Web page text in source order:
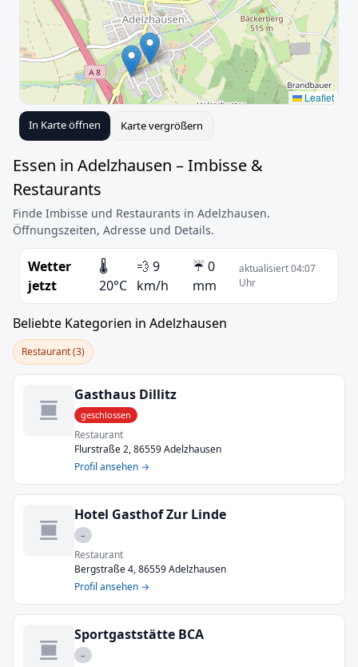
Leaflet
In Karte öffnen Karte vergrößern
Essen in Adelzhausen – Imbisse &
Restaurants
Finde Imbisse und Restaurants in Adelzhausen.
Öffnungszeiten, Adresse und Details.
Wetter
jetzt
🌡️
20°C
💨 9
km/h
☔ 0
mm
aktualisiert 04:07
Uhr
Beliebte Kategorien in Adelzhausen
Restaurant (3)
Gasthaus Dillitz
geschlossen
Restaurant
Flurstraße 2, 86559 Adelzhausen
Profil ansehen →
Hotel Gasthof Zur Linde
–
Restaurant
Bergstraße 4, 86559 Adelzhausen
Profil ansehen →
Sportgaststätte BCA
–